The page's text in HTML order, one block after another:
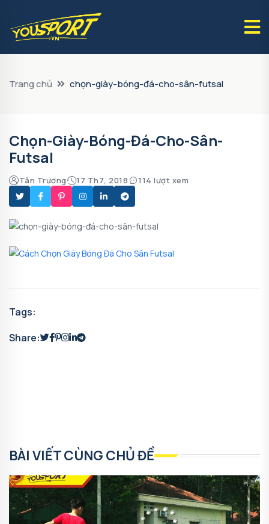
Trang chủ chọn-giày-bóng-đá-cho-sân-futsal
Chọn-Giày-Bóng-Đá-Cho-Sân-
Futsal
Tân Trương 17 Th7, 2018 114 lượt xem
Tags:
Share:
BÀI VIẾT CÙNG CHỦ ĐỀ